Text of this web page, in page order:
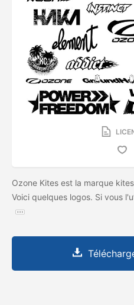
Ozone Kites est la marque
Voici quelques logos. Si vous